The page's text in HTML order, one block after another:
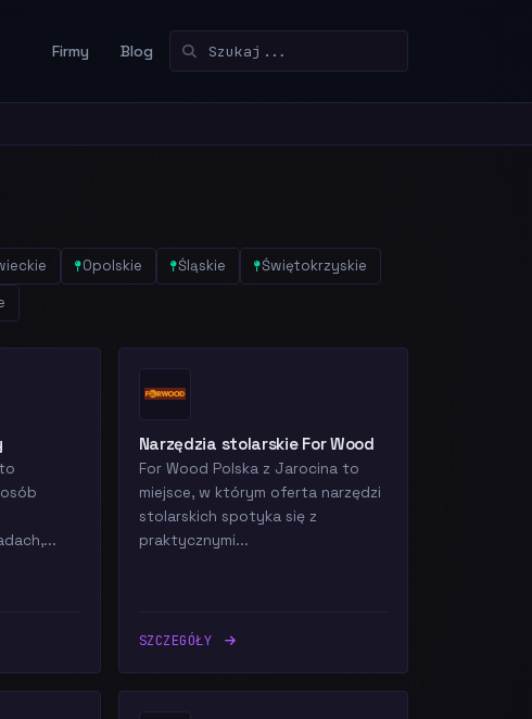
Firmy Blog
Opolskie Śląskie Świętokrzyskie
Narzędzia stolarskie For Wood
For Wood Polska z Jarocina to
miejsce, w którym oferta narzędzi
stolarskich spotyka się z
praktycznymi...
SZCZEGÓŁY